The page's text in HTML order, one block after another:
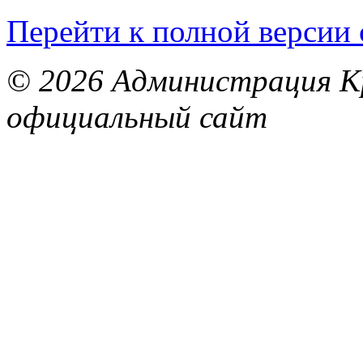
Перейти к полной версии
© 2026 Администрация
официальный сайт